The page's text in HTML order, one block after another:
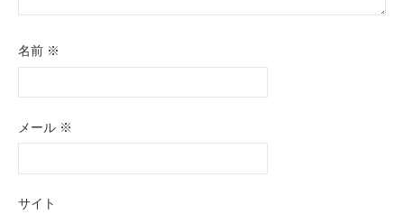
名前 ※
メール ※
サイト